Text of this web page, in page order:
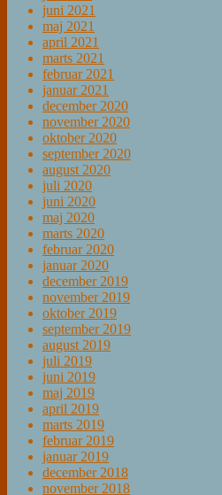
juni 2021
maj 2021
april 2021
marts 2021
februar 2021
januar 2021
december 2020
november 2020
oktober 2020
september 2020
august 2020
juli 2020
juni 2020
maj 2020
marts 2020
februar 2020
januar 2020
december 2019
november 2019
oktober 2019
september 2019
august 2019
juli 2019
juni 2019
maj 2019
april 2019
marts 2019
februar 2019
januar 2019
december 2018
november 2018